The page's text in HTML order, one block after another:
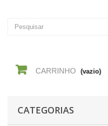
CARRINHO (vazio)
CATEGORIAS